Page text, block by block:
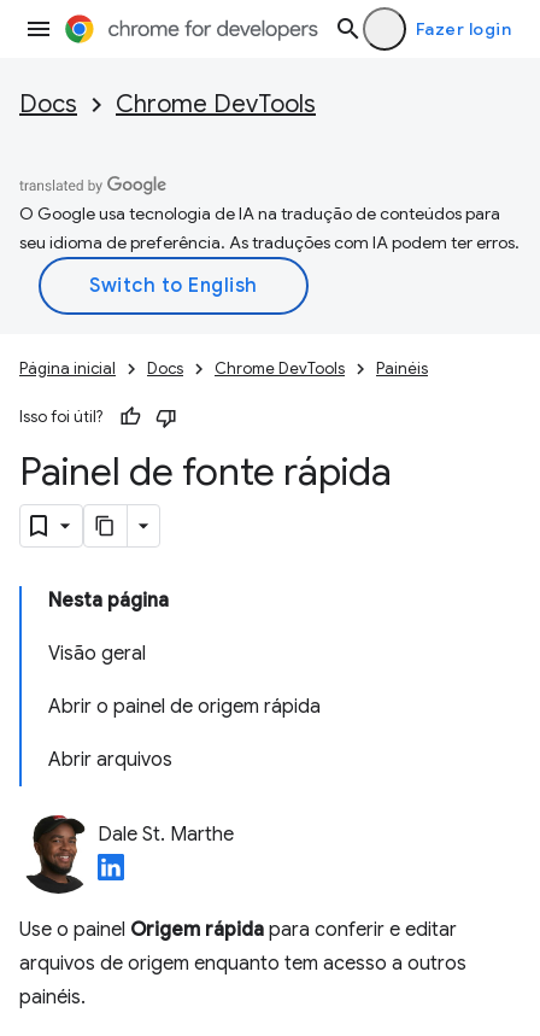
Fazer login
Docs Chrome DevTools
O Google usa tecnologia de IA na tradução de conteúdos para
seu idioma de preferência. As traduções com IA podem ter erros.
Página inicial Docs Chrome DevTools Painéis
Isso foi útil?
Painel de fonte rápida
Nesta página
Visão geral
Abrir o painel de origem rápida
Abrir arquivos
Dale St. Marthe
Use o painel Origem rápida para conferir e editar
arquivos de origem enquanto tem acesso a outros
painéis.